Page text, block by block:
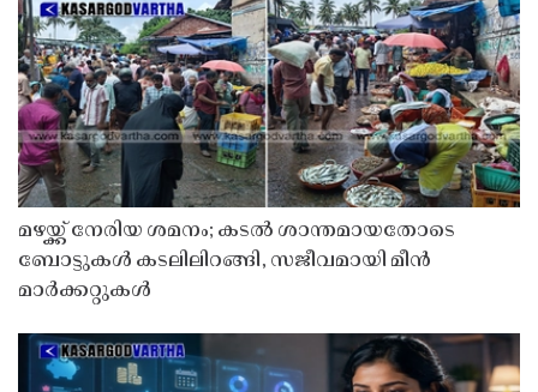
മഴയ്ക്ക് നേരിയ ശമനം; കടൽ ശാന്തമായതോടെ
ബോട്ടുകൾ കടലിലിറങ്ങി, സജീവമായി മീൻ
മാർക്കറ്റുകൾ